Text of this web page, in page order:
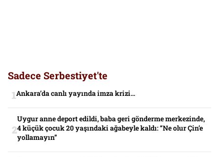
Sadece Serbestiyet'te
Ankara’da canlı yayında imza krizi…
Uygur anne deport edildi, baba geri gönderme merkezinde,
4 küçük çocuk 20 yaşındaki ağabeyle kaldı: “Ne olur Çin’e
yollamayın”